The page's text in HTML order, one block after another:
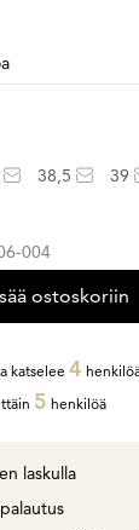
38,5 39
004
ostoskoriin
katselee 4
5 henkilöä
laskulla